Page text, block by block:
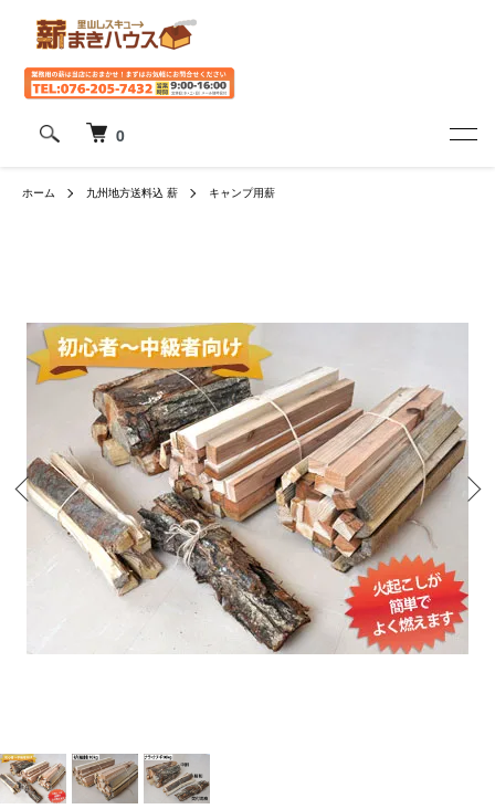
0
ホーム 九州地方送料込 薪 キャンプ用薪